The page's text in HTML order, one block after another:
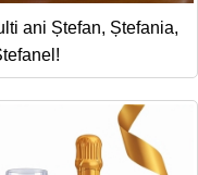
ani Ștefan, Ștefania,